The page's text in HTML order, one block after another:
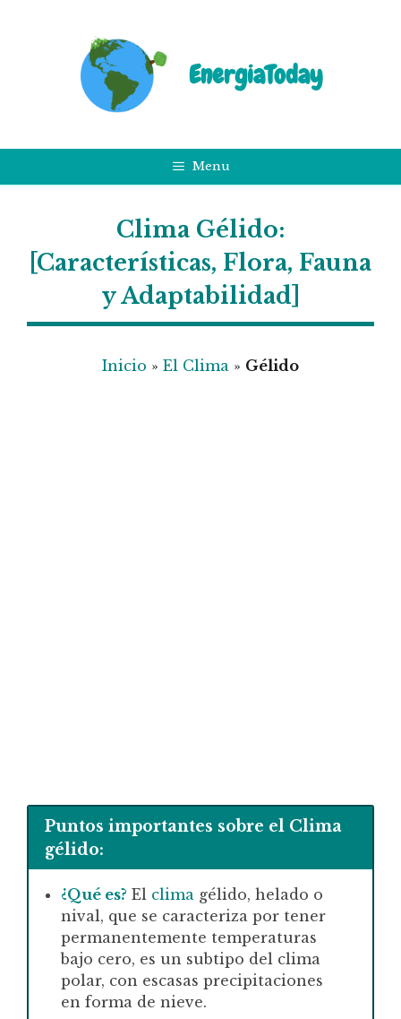
EnergiaToday
Menu
Clima Gélido:
[Características, Flora, Fauna
y Adaptabilidad]
Inicio » El Clima » Gélido
Puntos importantes sobre el Clima
gélido:
¿Qué es? El clima gélido, helado o
nival, que se caracteriza por tener
permanentemente temperaturas
bajo cero, es un subtipo del clima
polar, con escasas precipitaciones
en forma de nieve.